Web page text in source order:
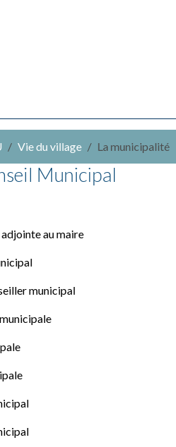
Vie du village La municipalité
Municipal
au maire
municipal